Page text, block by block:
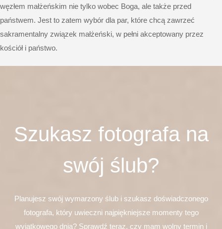
węzłem małżeńskim nie tylko wobec Boga, ale także przed
państwem. Jest to zatem wybór dla par, które chcą zawrzeć
sakramentalny związek małżeński, w pełni akceptowany przez
kościół i państwo.
Szukasz fotografa na
swój ślub?
Planujesz swój wymarzony ślub i szukasz doświadczonego
fotografa, który uwieczni najpiękniejsze momenty tego
wyjątkowego dnia? Sprawdź teraz, czy mam wolny termin i